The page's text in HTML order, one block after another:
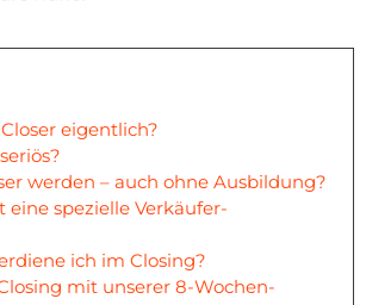
eigentlich?
werden – auch ohne Ausbildung?
eine spezielle Verkäufer-
ich im Closing?
mit unserer 8-Wochen-